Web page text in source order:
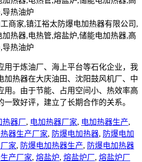
用于炼油厂、海上平台等石化企业，我
加热器在大庆油田、沈阳鼓风机厂、中
用。由于节能、占用空间小、热效率高
致好评，建立了长期合作的关系。
热器厂, 电加热器厂家, 电加热器生产,
器生产厂家, 防爆电加热器, 防爆电加
家, 防爆电加热器生产, 防爆电加热器
产厂家, 熔盐炉, 熔盐炉厂, 熔盐炉厂